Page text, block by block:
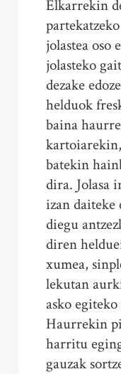
Elkarrekin
jolastea oso
jolasteko
dezake
helduok
baina
batekin
dira. Jolasa
izan
diegu
diren
xumea,
lekutan
asko
Haurrekin
harritu
gauzak